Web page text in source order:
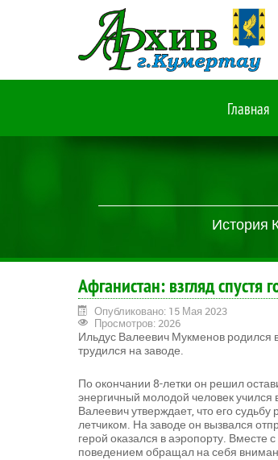
Главная
История
Афганистан: взгляд
Опубликовано: 15 Мая 2023
Просмотров: 2026
Ильдус Валеевич Мукменов родился
трудился на заводе.
По окончании 8-летки он решил
энергичный молодой человек
Валеевич утверждает, что его
летчиком. На заводе он вызвался
герой оказался в аэропорту.
поведением обращал на себя